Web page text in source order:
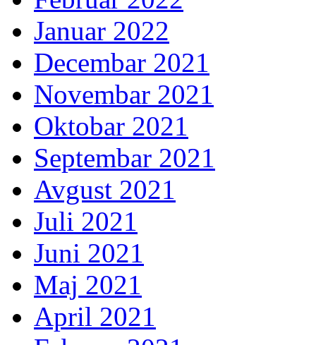
Januar 2022
Decembar 2021
Novembar 2021
Oktobar 2021
Septembar 2021
Avgust 2021
Juli 2021
Juni 2021
Maj 2021
April 2021